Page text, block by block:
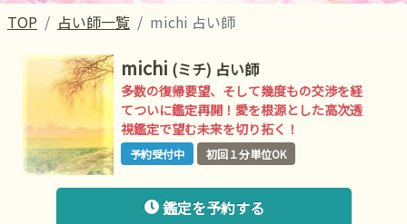
TOP 占い師一覧 michi 占い師
michi (ミチ) 占い師
多数の復帰要望、そして幾度もの交渉を経
てついに鑑定再開！愛を根源とした高次透
視鑑定で望む未来を切り拓く！
予約受付中 初回１分単位OK
鑑定を予約する